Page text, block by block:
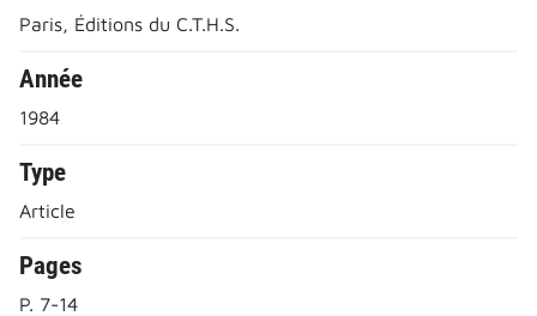
Paris, Éditions du C.T.H.S.
Année
1984
Type
Article
Pages
P. 7-14